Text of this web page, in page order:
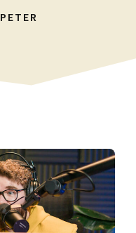
PETER